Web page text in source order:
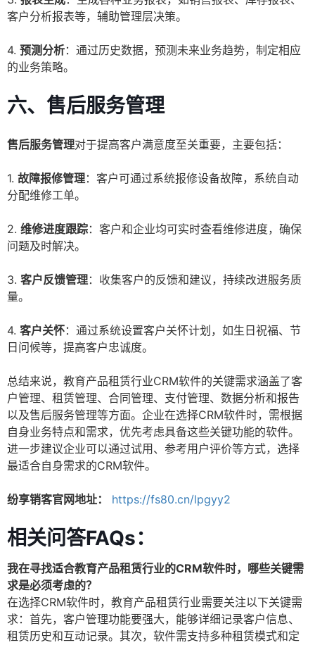
客户分析报表等，辅助管理层决策。
4. 预测分析：通过历史数据，预测未来业务趋势，制定相应
的业务策略。
六、售后服务管理
售后服务管理对于提高客户满意度至关重要，主要包括：
1. 故障报修管理：客户可通过系统报修设备故障，系统自动
分配维修工单。
2. 维修进度跟踪：客户和企业均可实时查看维修进度，确保
问题及时解决。
3. 客户反馈管理：收集客户的反馈和建议，持续改进服务质
量。
4. 客户关怀：通过系统设置客户关怀计划，如生日祝福、节
日问候等，提高客户忠诚度。
总结来说，教育产品租赁行业CRM软件的关键需求涵盖了客
户管理、租赁管理、合同管理、支付管理、数据分析和报告
以及售后服务管理等方面。企业在选择CRM软件时，需根据
自身业务特点和需求，优先考虑具备这些关键功能的软件。
进一步建议企业可以通过试用、参考用户评价等方式，选择
最适合自身需求的CRM软件。
纷享销客官网地址： https://fs80.cn/lpgyy2
相关问答FAQs：
我在寻找适合教育产品租赁行业的CRM软件时，哪些关键需
求是必须考虑的？
在选择CRM软件时，教育产品租赁行业需要关注以下关键需
求：首先，客户管理功能要强大，能够详细记录客户信息、
租赁历史和互动记录。其次，软件需支持多种租赁模式和定